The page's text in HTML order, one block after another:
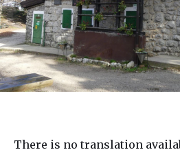
There is no translation